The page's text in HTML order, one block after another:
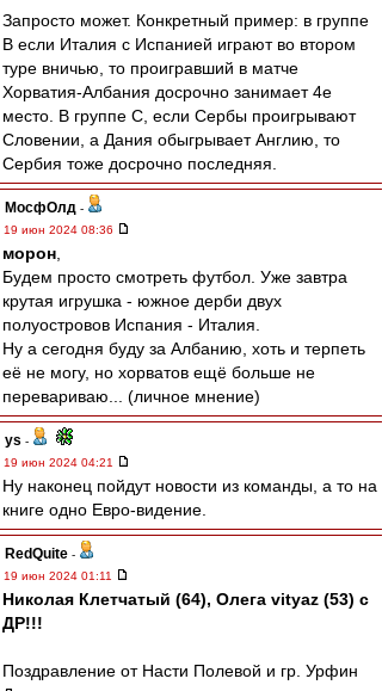
Запросто может. Конкретный пример: в группе
B если Италия с Испанией играют во втором
туре вничью, то проигравший в матче
Хорватия-Албания досрочно занимает 4е
место. В группе C, если Сербы проигрывают
Словении, а Дания обыгрывает Англию, то
Сербия тоже досрочно последняя.
МосфОлд -
19 июн 2024 08:36
морон
Будем просто смотреть футбол. Уже завтра
крутая игрушка - южное дерби двух
полуостровов Испания - Италия.
Ну а сегодня буду за Албанию, хоть и терпеть
её не могу, но хорватов ещё больше не
перевариваю... (личное мнение)
ys -
19 июн 2024 04:21
Ну наконец пойдут новости из команды, а то на
книге одно Евро-видение.
RedQuite -
19 июн 2024 01:11
Николая Клетчатый (64), Олега vityaz (53) с
ДР!!!
Поздравление от Насти Полевой и гр. Урфин